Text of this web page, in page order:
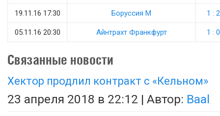
19.11.16 17:30 Боруссия М 1 : 2
05.11.16 20:30 Айнтрахт Франкфурт 1 : 0
Связанные новости
Хектор продлил контракт с «Кельном»
23 апреля 2018 в 22:12 | Автор: Baal